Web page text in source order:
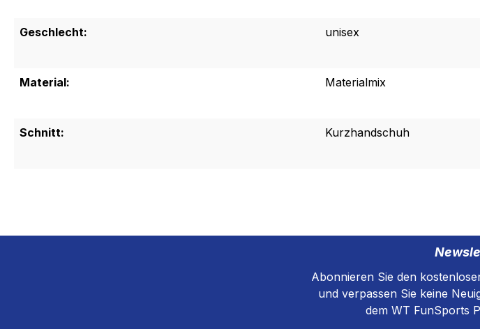
Geschlecht: unisex
Material: Materialmix
Schnitt: Kurzhandschuh
Abonnieren Sie den
und verpassen Sie keine
dem WT FunSports